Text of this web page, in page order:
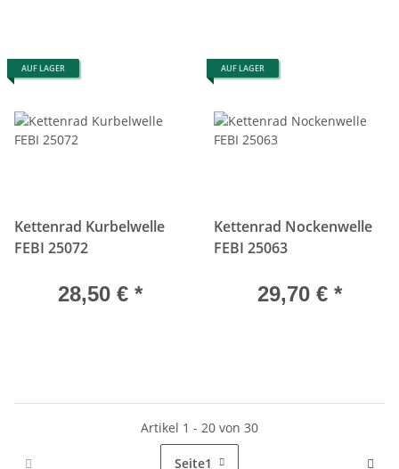
AUF LAGER
Kettenrad Kurbelwelle
FEBI 25072
28,50 € *
AUF LAGER
Kettenrad Nockenwelle
FEBI 25063
29,70 € *
Artikel 1 - 20 von 30
Seite1